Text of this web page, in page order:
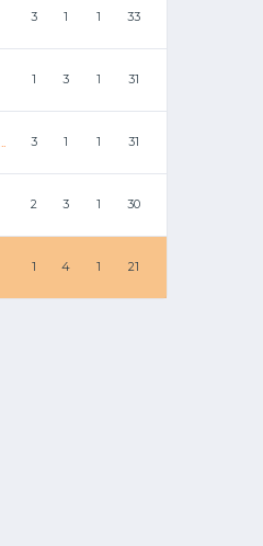
3 1 1 33
1 3 1 31
3 1 1 31
2 3 1 30
1 4 1 21